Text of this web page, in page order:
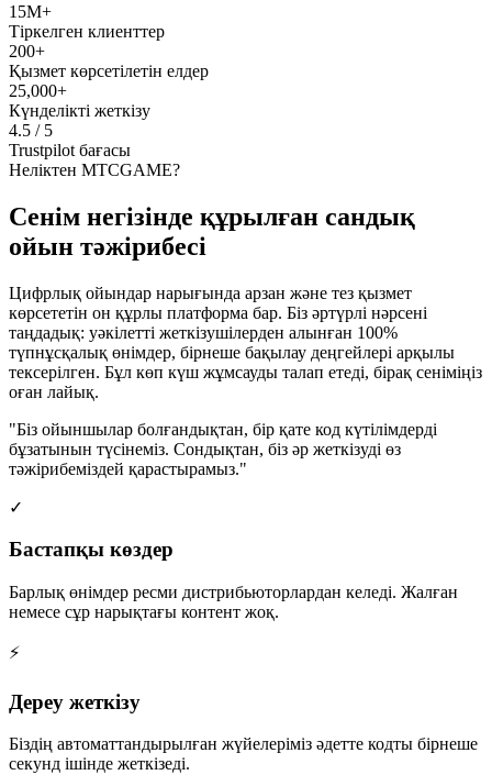
15М+
Тіркелген клиенттер
200+
Қызмет көрсетілетін елдер
25,000+
Күнделікті жеткізу
4.5 / 5
Trustpilot бағасы
Неліктен MTCGAME?
Сенім негізінде құрылған сандық
ойын тәжірибесі
Цифрлық ойындар нарығында арзан және тез қызмет
көрсететін он құрлы платформа бар. Біз әртүрлі нәрсені
таңдадық: уәкілетті жеткізушілерден алынған 100%
түпнұсқалық өнімдер, бірнеше бақылау деңгейлері арқылы
тексерілген. Бұл көп күш жұмсауды талап етеді, бірақ сеніміңіз
оған лайық.
"Біз ойыншылар болғандықтан, бір қате код күтілімдерді
бұзатынын түсінеміз. Сондықтан, біз әр жеткізуді өз
тәжірибеміздей қарастырамыз."
✓
Бастапқы көздер
Барлық өнімдер ресми дистрибьюторлардан келеді. Жалған
немесе сұр нарықтағы контент жоқ.
⚡
Дереу жеткізу
Біздің автоматтандырылған жүйелеріміз әдетте кодты бірнеше
секунд ішінде жеткізеді.